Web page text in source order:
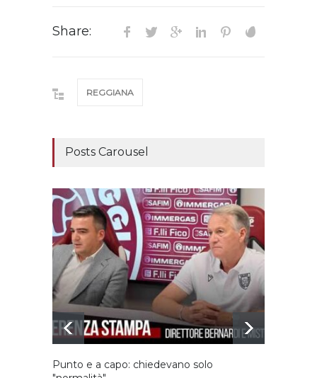
Share:
REGGIANA
Posts Carousel
Punto e a capo: chiedevano solo